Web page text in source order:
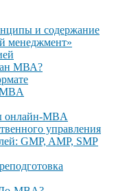
и содержание
менеджмент»
МВА?
онлайн-MBA
управления
GMP, AMP, SMP